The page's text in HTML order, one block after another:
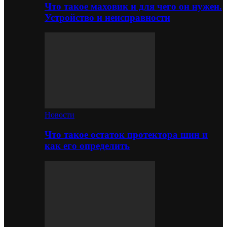
Что такое маховик и для чего он нужен.
Устройство и неисправности
Новости
Что такое остаток протектора шин и
как его определить